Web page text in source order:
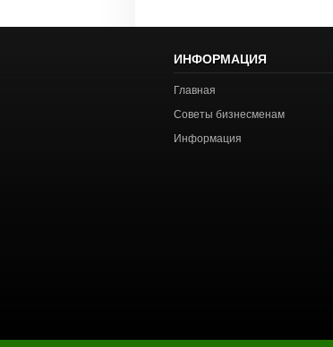
ИНФОРМАЦИЯ
Главная
Советы бизнесменам
Информация